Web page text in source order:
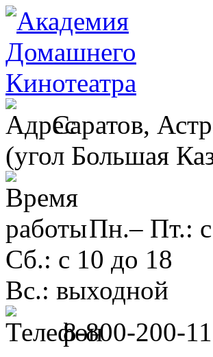
Саратов,
(угол Большая
Пн.– Пт.:
Сб.: с 10 до 18
Вс.: выходной
8-800-200-